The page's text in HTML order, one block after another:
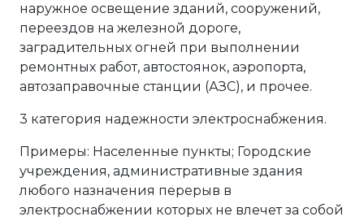
наружное освещение зданий, сооружений,
переездов на железной дороге,
заградительных огней при выполнении
ремонтных работ, автостоянок, аэропорта,
автозаправочные станции (АЗС), и прочее.
3 категория надежности электроснабжения.
Примеры: Населенные пункты; Городские
учреждения, административные здания
любого назначения перерыв в
электроснабжении которых не влечет за собой